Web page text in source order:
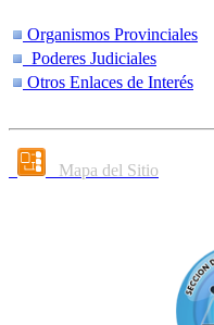
Organismos Provinciales
Poderes Judiciales
Otros Enlaces de Interés
Mapa del Sitio